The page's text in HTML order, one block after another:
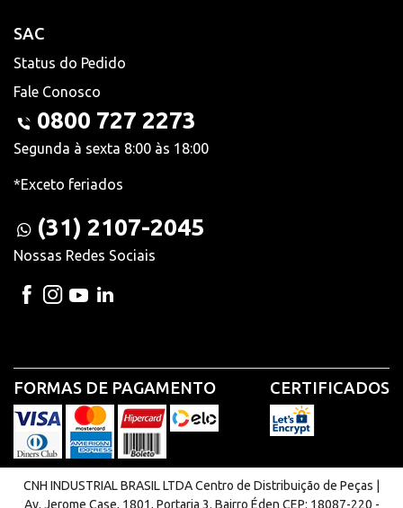
SAC
Status do Pedido
Fale Conosco
0800 727 2273
Segunda à sexta 8:00 às 18:00
*Exceto feriados
(31) 2107-2045
Nossas Redes Sociais
FORMAS DE PAGAMENTO CERTIFICADOS
CNH INDUSTRIAL BRASIL LTDA Centro de Distribuição de Peças |
Av. Jerome Case, 1801, Portaria 3. Bairro Éden CEP: 18087-220 -